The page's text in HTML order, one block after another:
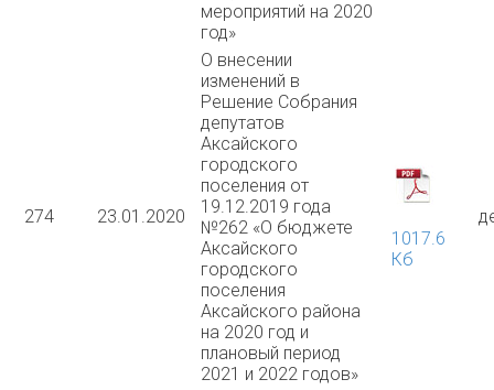
мероприятий на 2020
год»
274 23.01.2020
О внесении
изменений в
Решение Собрания
депутатов
Аксайского
городского
поселения от
19.12.2019 года
№262 «О бюджете
Аксайского
городского
поселения
Аксайского района
на 2020 год и
плановый период
2021 и 2022 годов»
1017.6
Кб